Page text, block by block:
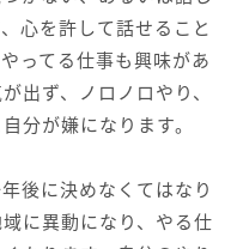
心を許して話せること
ってる仕事も興味があ
出ず、ノロノロやり、
分が嫌になります。
後に決めなくてはなり
に異動になり、やる仕